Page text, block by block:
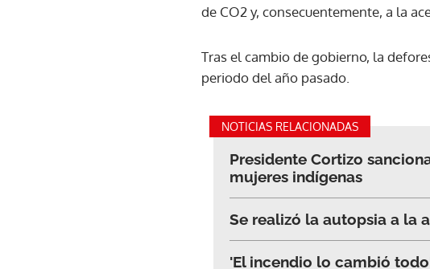
de CO2 y, consecuentemente, a la
Tras el cambio de gobierno, la
periodo del año pasado.
NOTICIAS RELACIONADAS
Presidente Cortizo
mujeres indígenas
Se realizó la autopsia a la
'El incendio lo cambió